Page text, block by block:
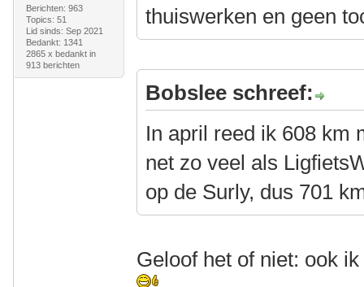
Berichten: 963
Topics: 51
Lid sinds: Sep 2021
Bedankt: 1341
2865 x bedankt in
913 berichten
thuiswerken en geen
Bobslee schreef:
In april reed ik 608 km
net zo veel als
op de Surly, dus 701
Geloof het of niet: ook